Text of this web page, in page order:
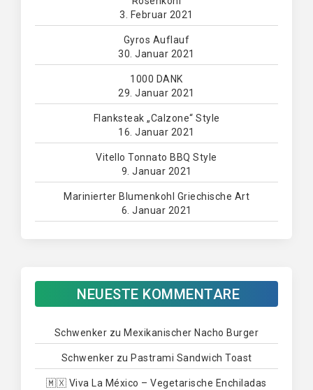
3. Februar 2021
Gyros Auflauf
30. Januar 2021
1000 DANK
29. Januar 2021
Flanksteak „Calzone“ Style
16. Januar 2021
Vitello Tonnato BBQ Style
9. Januar 2021
Marinierter Blumenkohl Griechische Art
6. Januar 2021
NEUESTE KOMMENTARE
Schwenker zu Mexikanischer Nacho Burger
Schwenker zu Pastrami Sandwich Toast
🇲🇽 Viva La México – Vegetarische Enchiladas